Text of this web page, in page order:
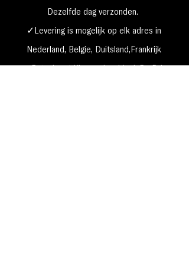
Dezelfde dag verzonden.
✓Levering is mogelijk op elk adres in
Nederland, België, Duitsland,Frankrijk
✓Betaal met Klarna, visa, Ideal, PayPal,